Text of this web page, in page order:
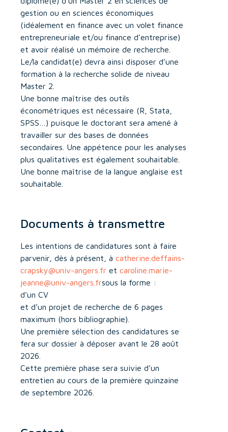
gestion ou en sciences économiques
(idéalement en finance avec un volet finance
entrepreneuriale et/ou finance d’entreprise)
et avoir réalisé un mémoire de recherche.
Le/la candidat(e) devra ainsi disposer d’une
formation à la recherche solide de niveau
Master 2.
Une bonne maîtrise des outils
économétriques est nécessaire (R, Stata,
SPSS…) puisque le doctorant sera amené à
travailler sur des bases de données
secondaires. Une appétence pour les analyses
plus qualitatives est également souhaitable.
Une bonne maîtrise de la langue anglaise est
souhaitable.
Documents à transmettre
Les intentions de candidatures sont à faire
parvenir, dès à présent, à catherine.deffains-
crapsky@univ-angers.fr et caroline.marie-
jeanne@univ-angers.frsous la forme :
d’un CV
et d’un projet de recherche de 6 pages
maximum (hors bibliographie).
Une première sélection des candidatures se
fera sur dossier à déposer avant le 28 août
2026.
Cette première phase sera suivie d’un
entretien au cours de la première quinzaine
de septembre 2026.